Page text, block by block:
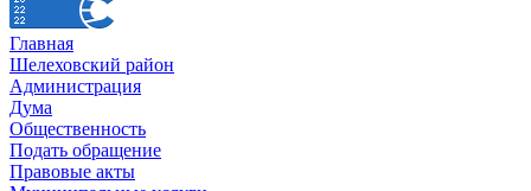
Главная
Шелеховский район
Администрация
Дума
Общественность
Подать обращение
Правовые акты